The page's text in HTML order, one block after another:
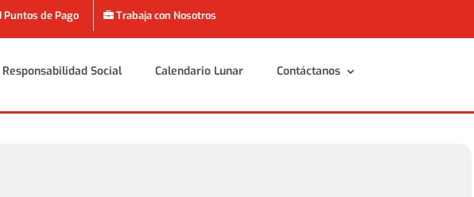
Puntos de Pago Trabaja con Nosotros
Responsabilidad Social Calendario Lunar Contáctanos
Responsabilidad Social Calendario Lunar Contáctanos